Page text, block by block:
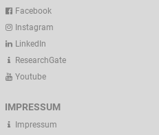
Facebook
Instagram
LinkedIn
ResearchGate
Youtube
IMPRESSUM
Impressum